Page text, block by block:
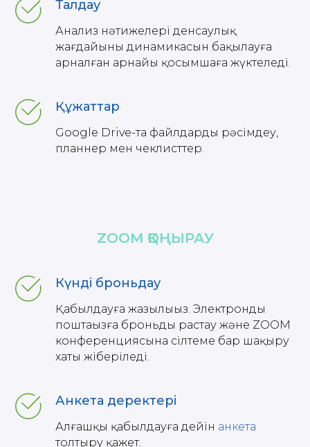
Талдау
Анализ нәтижелері денсаулық
жағдайының динамикасын бақылауға
арналған арнайы қосымшаға жүктеледі.
Құжаттар
Google Drive-та файлдарды рәсімдеу,
планнер мен чеклисттер.
ZOOM ҚОҢЫРАУ
Күнді броньдау
Қабылдауға жазылыңыз. Электронды
поштаңызға броньды растау және ZOOM
конференциясына сілтеме бар шақыру
хаты жіберіледі.
Анкета деректері
Алғашқы қабылдауға дейін анкета
толтыру қажет.